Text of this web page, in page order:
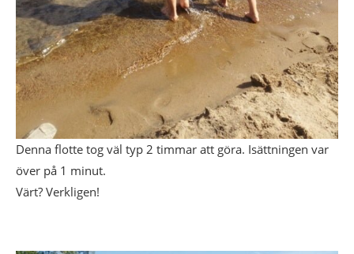
Denna flotte tog väl typ 2 timmar att göra. Isättningen var
över på 1 minut.
Värt? Verkligen!